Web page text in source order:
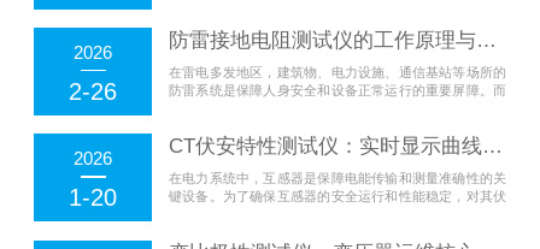
2026
2-26
防雷接地电阻测试仪的工作原理与使用方法详解
在雷电多发地区，建筑物、电力设施、通信基站等场所的
防雷系统是保障人身安全和设备正常运行的重要屏障。而
2026
1-20
CT伏安特性测试仪：实时显示曲线的互感器伏安特性可视化检测仪器
在电力系统中，互感器是保障电能传输和测量准确性的关
键设备。为了确保互感器的安全运行和性能稳定，对其伏